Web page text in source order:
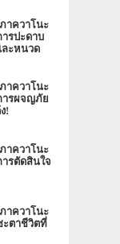
าควาโนะ
รปะดาบ
ละหนวด
าควาโนะ
ารผจญภัย
!
าควาโนะ
ารตัดสินใจ
าควาโนะ
ะตาชีวิตที่